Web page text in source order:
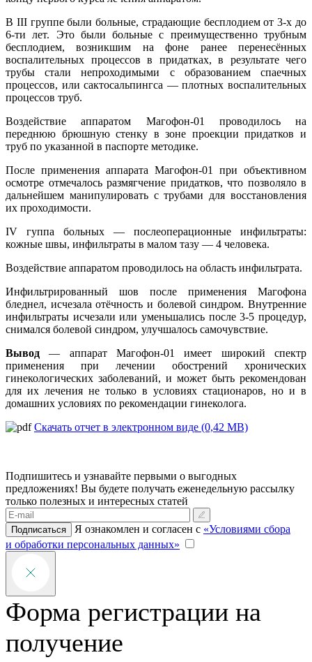
В III группе были больные, страдающие бесплодием от 3-х до
6-ти лет. Это были больные с преимущественно трубным
бесплодием, возникшим на фоне ранее перенесённых
воспалительных процессов в придатках, в результате чего
трубы стали непроходимыми с образованием спаечных
процессов, или сактосальпингса — плотных воспалительных
процессов труб.
Воздействие аппаратом Магофон-01 проводилось на
переднюю брюшную стенку в зоне проекции придатков и
труб по указанной в паспорте методике.
После применения аппарата Магофон-01 при объективном
осмотре отмечалось размягчение придатков, что позволяло в
дальнейшем манипулировать с трубами для восстановления
их проходимости.
IV гуппа больных — послеоперационные инфильтраты:
кожные швы, инфильтраты в малом тазу — 4 человека.
Воздействие аппаратом проводилось на область инфильтрата.
Инфильтрированный шов после применения Магофона
бледнел, исчезала отёчность и болевой синдром. Внутренние
инфильтраты исчезали или уменьшались после 3-5 процедур,
снимался болевой синдром, улучшалось самочувствие.
Вывод— аппарат Магофон-01 имеет широкий спектр
применения при лечении обострений хронических
гинекологических заболеваний, и может быть рекомендован
для их лечения не только в условиях стационаров, но и в
домашних условиях по рекомендации гинеколога.
Скачать отчет в электронном виде (0,42 МВ)
Подпишитесь и узнавайте первыми о выгодных
предложениях! Вы будете получать еженедельную рассылку
только полезных и интересных статей
Подписаться Я ознакомлен и согласен с «Условиями сбора
и обработки персональных данных»
Форма регистрации на
получение